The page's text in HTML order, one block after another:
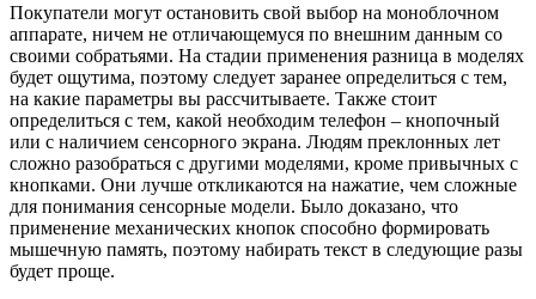
Покупатели могут остановить свой выбор на моноблочном
аппарате, ничем не отличающемуся по внешним данным со
своими собратьями. На стадии применения разница в моделях
будет ощутима, поэтому следует заранее определиться с тем,
на какие параметры вы рассчитываете. Также стоит
определиться с тем, какой необходим телефон – кнопочный
или с наличием сенсорного экрана. Людям преклонных лет
сложно разобраться с другими моделями, кроме привычных с
кнопками. Они лучше откликаются на нажатие, чем сложные
для понимания сенсорные модели. Было доказано, что
применение механических кнопок способно формировать
мышечную память, поэтому набирать текст в следующие разы
будет проще.